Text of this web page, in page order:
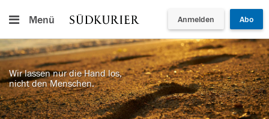
Menü Anmelden Abo
Wir lassen nur die Hand los,
nicht den Menschen.